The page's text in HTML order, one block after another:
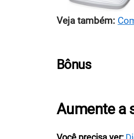
Veja também:
Bônus
Aumente a